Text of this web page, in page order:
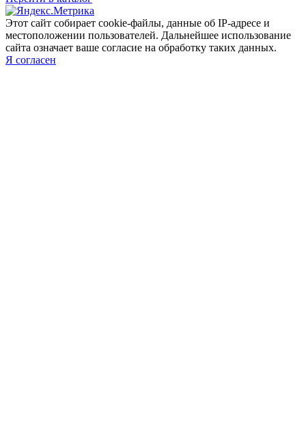
Этот сайт собирает cookie-файлы, данные об IP-адресе и
местоположении пользователей. Дальнейшее использование
сайта означает ваше согласие на обработку таких данных.
Я согласен